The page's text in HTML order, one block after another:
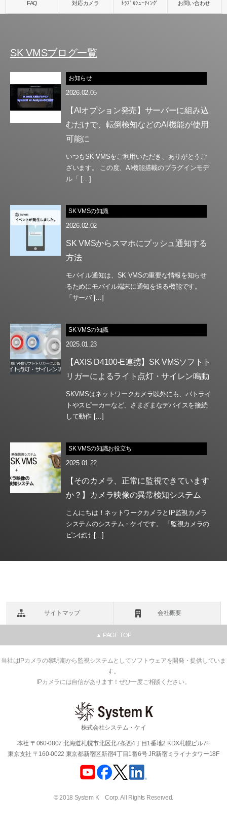
SK VMSブログ一覧
お知らせ
2026.02.05
【AIオプション発売】サーバーに組み込
むだけで、転倒検知などのAI機能が使用
可能に
いつもSK VMSをご利用いただき、ありがとうご
ざいます。 この度、AI機能搭載のプラグインモデ
ル「 […]
SK VMSの知識
2026.02.02
SK VMSからスマホにプッシュ通知する
方法
モバイル通知は、SK VMSの重要な情報を知らせ
るためにモバイル端末に通知を送る機能です。
「サーバ […]
SK VMSの知識
2025.01.23
【AXIS D4100-E連携】SK VMSソフトト
リガーによるライト点灯・サイレン鳴動
SKVMSはネットワークカメラ以外にも、パトライ
トやスピーカーなど、さまざまなデバイスを接続
して動作 […]
SK VMSの知識お役立ち
2025.01.22
【そのカメラ、正常に監視できています
か？】カメラ映像の異常検知システム
こんにちは！ネットワークカメラとIP監視カメラ
システムのシステム・ケイです。 「監視カメラの
ピンぼけ […]
サイトマップ 会社概要
▲ PAGE TOP
当社はIPカメラの黎明期から監視システムとしてソフトウェアを開発・提供していま
す。
IPカメラには自信があります！ぜひ一度ご相談ください。
株式会社システム・ケイ
本社 〒060-0807 北海道札幌市北区北7条西4丁目1番地2 KDX札幌ビル7F
東京支社 〒160-0022 東京都新宿区新宿4丁目1番6号 JR新宿ミライナタワー18F
© 2018 System K Corp. All Rights Reserved.